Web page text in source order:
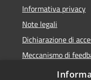
Informativa privacy
Note legali
Dichiarazione di
Meccanismo di
Whistleblowing